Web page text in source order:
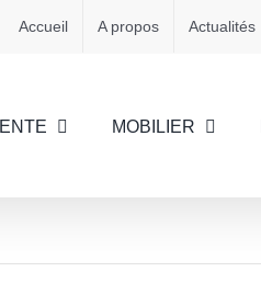
Accueil A propos Actualités
MOBILIER